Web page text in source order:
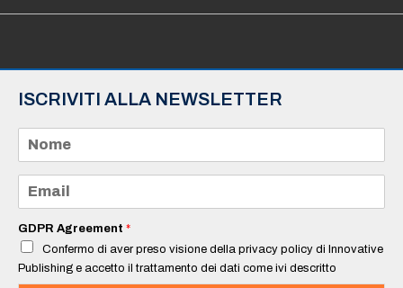
ISCRIVITI ALLA NEWSLETTER
m
e
a
i
*
GDPR Agreement *
Confermo di aver preso visione della privacy policy di Innovative
Publishing e accetto il trattamento dei dati come ivi descritto